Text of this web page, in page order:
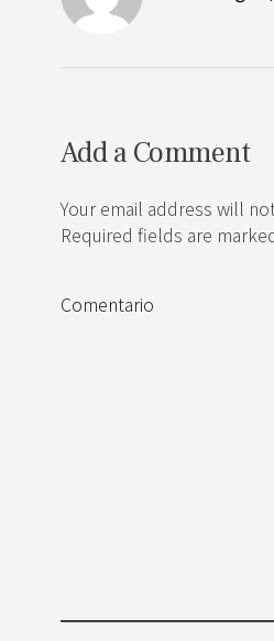
Add a Comment
Your email address will
Required fields are
Comentario